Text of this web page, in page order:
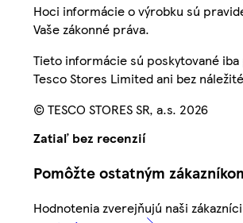
Hoci informácie o výrobku sú
Vaše zákonné práva.
Tieto informácie sú poskytované
Tesco Stores Limited ani bez
© TESCO STORES SR, a.s. 2026
Zatiaľ bez recenzií
Pomôžte ostatným
Hodnotenia zverejňujú naši